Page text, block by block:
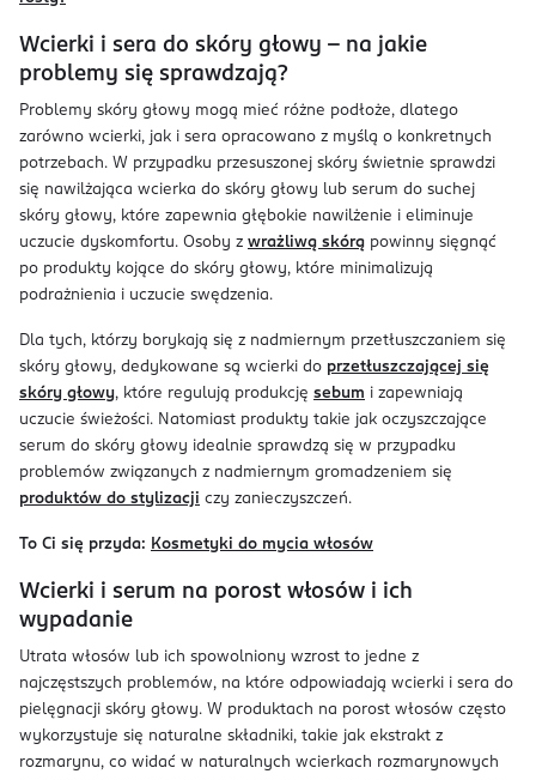
Wcierki i sera do skóry głowy – na jakie
problemy się sprawdzają?
Problemy skóry głowy mogą mieć różne podłoże, dlatego
zarówno wcierki, jak i sera opracowano z myślą o konkretnych
potrzebach. W przypadku przesuszonej skóry świetnie sprawdzi
się nawilżająca wcierka do skóry głowy lub serum do suchej
skóry głowy, które zapewnia głębokie nawilżenie i eliminuje
uczucie dyskomfortu. Osoby z wrażliwą skórą powinny sięgnąć
po produkty kojące do skóry głowy, które minimalizują
podrażnienia i uczucie swędzenia.
Dla tych, którzy borykają się z nadmiernym przetłuszczaniem się
skóry głowy, dedykowane są wcierki do przetłuszczającej się
skóry głowy, które regulują produkcję sebum i zapewniają
uczucie świeżości. Natomiast produkty takie jak oczyszczające
serum do skóry głowy idealnie sprawdzą się w przypadku
problemów związanych z nadmiernym gromadzeniem się
produktów do stylizacji czy zanieczyszczeń.
To Ci się przyda: Kosmetyki do mycia włosów
Wcierki i serum na porost włosów i ich
wypadanie
Utrata włosów lub ich spowolniony wzrost to jedne z
najczęstszych problemów, na które odpowiadają wcierki i sera do
pielęgnacji skóry głowy. W produktach na porost włosów często
wykorzystuje się naturalne składniki, takie jak ekstrakt z
rozmarynu, co widać w naturalnych wcierkach rozmarynowych